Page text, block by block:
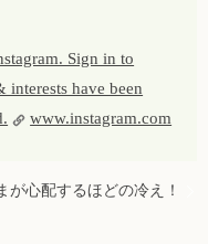
Sign in to
have been
www.instagram.com
が心配するほどの冷え！